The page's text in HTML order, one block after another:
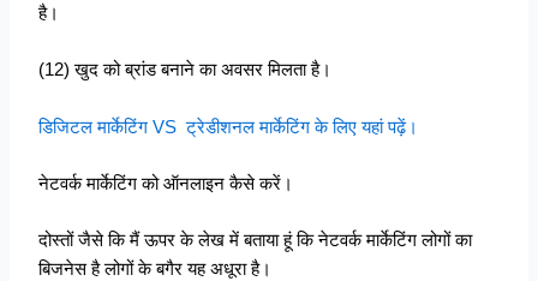
है।
(12) खुद को ब्रांड बनाने का अवसर मिलता है।
डिजिटल मार्केटिंग VS ट्रेडीशनल मार्केटिंग के लिए यहां पढ़ें।
नेटवर्क मार्केटिंग को ऑनलाइन कैसे करें।
दोस्तों जैसे कि मैं ऊपर के लेख में बताया हूं कि नेटवर्क मार्केटिंग लोगों का
बिजनेस है लोगों के बगैर यह अधूरा है।